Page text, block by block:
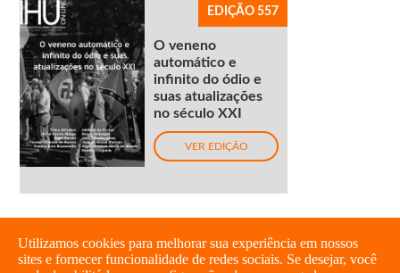
EDIÇÃO 557
O veneno
automático e
infinito do ódio e
suas atualizações
no século XXI
VER EDIÇÃO
Utilizamos cookies para melhorar sua experiência em nossos
sites e fornecer funcionalidade de redes sociais. Se desejar, você